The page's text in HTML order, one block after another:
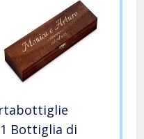
Bottiglia di